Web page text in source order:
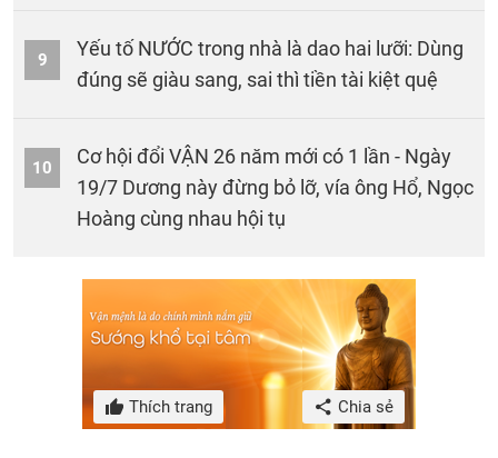
9
Yếu tố NƯỚC trong nhà là dao hai lưỡi: Dùng
đúng sẽ giàu sang, sai thì tiền tài kiệt quệ
10
Cơ hội đổi VẬN 26 năm mới có 1 lần - Ngày
19/7 Dương này đừng bỏ lỡ, vía ông Hổ, Ngọc
Hoàng cùng nhau hội tụ
Thích trang Chia sẻ